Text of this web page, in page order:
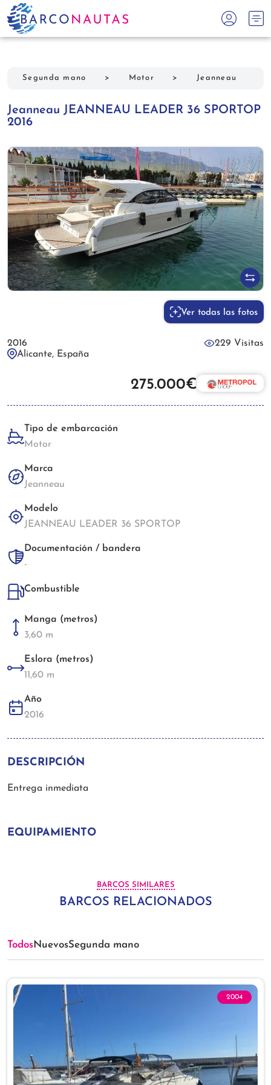
Segunda mano > Motor > Jeanneau
Jeanneau JEANNEAU LEADER 36 SPORTOP
2016
Ver todas las fotos
2016
229 Visitas
Alicante, España
275.000€
Tipo de embarcación
Motor
Marca
Jeanneau
Modelo
JEANNEAU LEADER 36 SPORTOP
Documentación / bandera
-
Combustible
Manga (metros)
3,60 m
Eslora (metros)
11,60 m
Año
2016
DESCRIPCIÓN
Entrega inmediata
EQUIPAMIENTO
BARCOS SIMILARES
BARCOS RELACIONADOS
TodosNuevosSegunda mano
2004